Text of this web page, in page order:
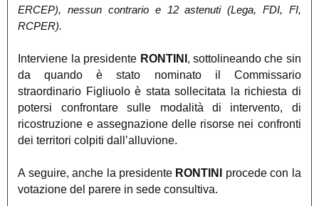
ERCEP), nessun contrario e 12 astenuti (Lega, FDI, FI,
RCPER).
Interviene la presidente RONTINI , sottolineando che sin
da quando è stato nominato il Commissario
straordinario Figliuolo è stata sollecitata la richiesta di
potersi confrontare sulle modalità di intervento, di
ricostruzione e assegnazione delle risorse nei confronti
dei territori colpiti dall’alluvione.
A seguire, anche la presidente RONTINI procede con la
votazione del parere in sede consultiva.